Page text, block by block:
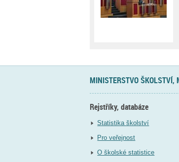
MINISTERSTVO ŠKOLSTVÍ,
Rejstříky, databáze
Statistika školství
Pro veřejnost
O školské statistice